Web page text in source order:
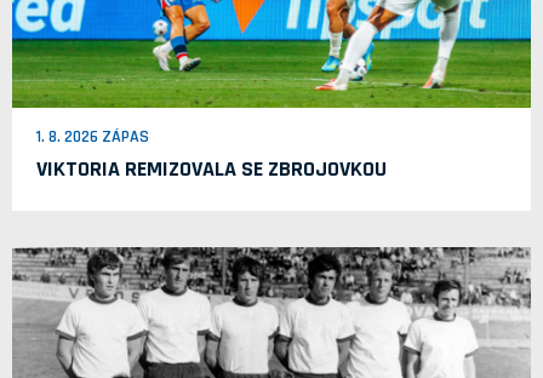
1. 8. 2026 ZÁPAS
VIKTORIA REMIZOVALA SE ZBROJOVKOU